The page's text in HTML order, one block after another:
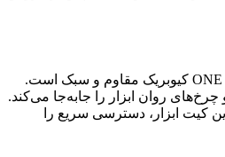
کیت ابزار، دسترسی سریع را